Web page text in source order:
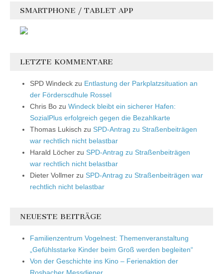
SMARTPHONE / TABLET APP
LETZTE KOMMENTARE
SPD Windeck zu Entlastung der Parkplatzsituation an
der Förderscdhule Rossel
Chris Bo zu Windeck bleibt ein sicherer Hafen:
SozialPlus erfolgreich gegen die Bezahlkarte
Thomas Lukisch zu SPD-Antrag zu Straßenbeiträgen
war rechtlich nicht belastbar
Harald Löcher zu SPD-Antrag zu Straßenbeiträgen
war rechtlich nicht belastbar
Dieter Vollmer zu SPD-Antrag zu Straßenbeiträgen war
rechtlich nicht belastbar
NEUESTE BEITRÄGE
Familienzentrum Vogelnest: Themenveranstaltung
„Gefühlsstarke Kinder beim Groß werden begleiten“
Von der Geschichte ins Kino – Ferienaktion der
Rosbacher Messdiener